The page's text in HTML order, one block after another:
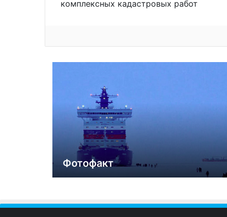
комплексных кадастровых работ
Фотофакт